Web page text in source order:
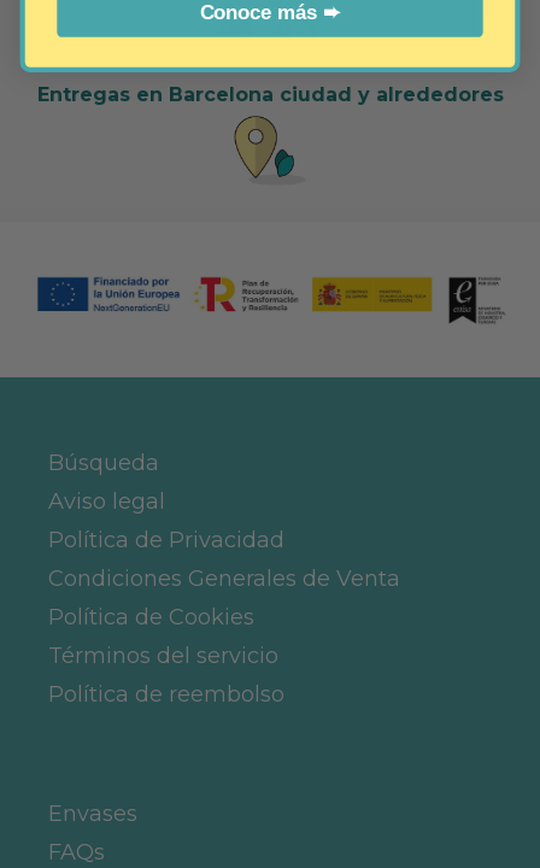
Entregas en Barcelona ciudad y alrededores
Búsqueda
Aviso legal
Política de Privacidad
Condiciones Generales de Venta
Política de Cookies
Términos del servicio
Política de reembolso
Envases
FAQs
Conoce más ➨